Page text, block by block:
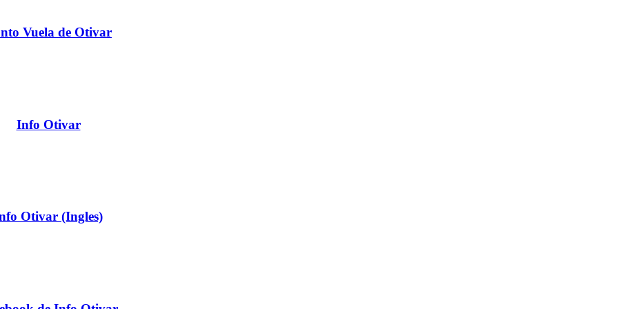
Vuela de Otivar
Info Otivar
Otivar (Ingles)